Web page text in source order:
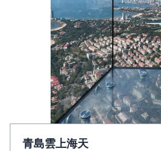
青島雲上海天